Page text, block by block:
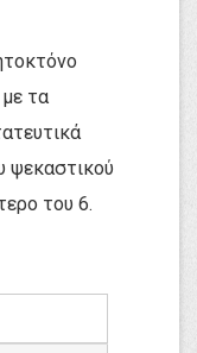
τα
ψεκαστικού
του 6.